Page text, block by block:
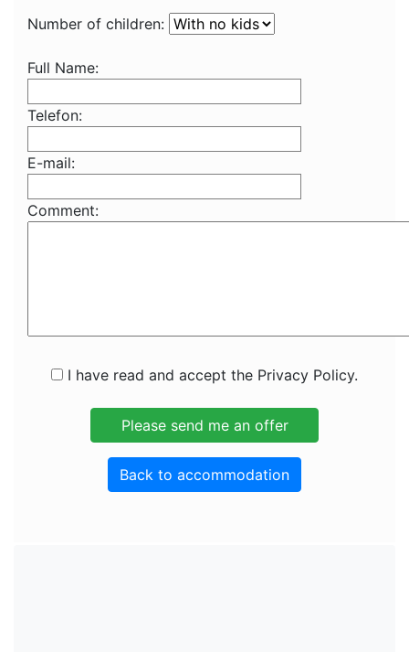
Number of children:
Full Name:
Telefon:
E-mail:
Comment:
I have read and accept the Privacy Policy.
Back to accommodation